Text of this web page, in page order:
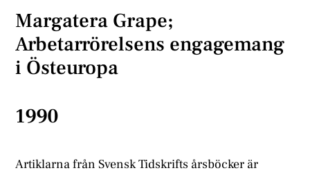
Margatera Grape;
Arbetarrörelsens engagemang
i Östeuropa
1990
Artiklarna från Svensk Tidskrifts årsböcker är